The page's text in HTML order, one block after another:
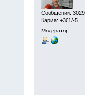
Сообщений: 3029
Карма: +301/-5
Модератор